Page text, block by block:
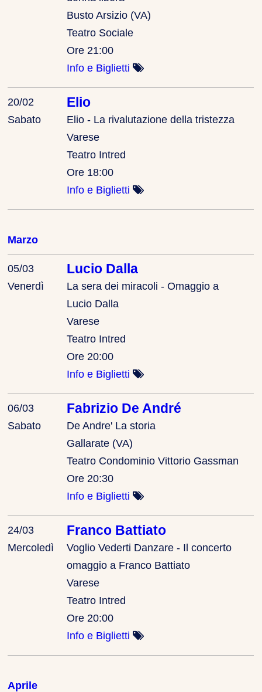
Busto Arsizio (VA)
Teatro Sociale
Ore 21:00
Info e Biglietti
20/02
Sabato
Elio
Elio - La rivalutazione della tristezza
Varese
Teatro Intred
Ore 18:00
Info e Biglietti
Marzo
05/03
Venerdì
Lucio Dalla
La sera dei miracoli - Omaggio a
Lucio Dalla
Varese
Teatro Intred
Ore 20:00
Info e Biglietti
06/03
Sabato
Fabrizio De André
De Andre' La storia
Gallarate (VA)
Teatro Condominio Vittorio Gassman
Ore 20:30
Info e Biglietti
24/03
Mercoledì
Franco Battiato
Voglio Vederti Danzare - Il concerto
omaggio a Franco Battiato
Varese
Teatro Intred
Ore 20:00
Info e Biglietti
Aprile